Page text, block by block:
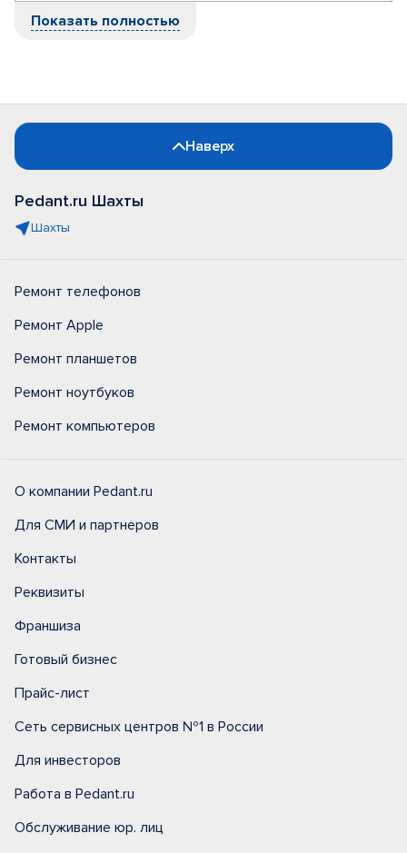
Показать полностью
Наверх
Pedant.ru Шахты
Шахты
Ремонт телефонов
Ремонт Apple
Ремонт планшетов
Ремонт ноутбуков
Ремонт компьютеров
О компании Pedant.ru
Для СМИ и партнеров
Контакты
Реквизиты
Франшиза
Готовый бизнес
Прайс-лист
Сеть сервисных центров №1 в России
Для инвесторов
Работа в Pedant.ru
Обслуживание юр. лиц